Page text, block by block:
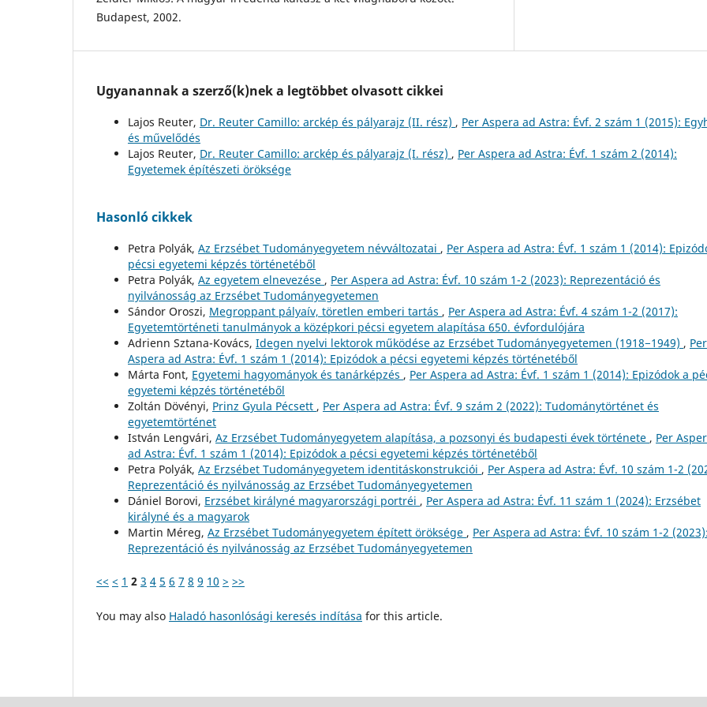
Budapest, 2002.
Ugyanannak a szerző(k)nek a legtöbbet olvasott cikkei
Lajos Reuter, Dr. Reuter Camillo: arckép és pályarajz (II. rész) , Per Aspera ad Astra: Évf. 2 szám 1 (2015):
és művelődés
Lajos Reuter, Dr. Reuter Camillo: arckép és pályarajz (I. rész) , Per Aspera ad Astra: Évf. 1 szám 2 (2014):
Egyetemek építészeti öröksége
Hasonló cikkek
Petra Polyák, Az Erzsébet Tudományegyetem névváltozatai , Per Aspera ad Astra: Évf. 1 szám 1 (2014):
pécsi egyetemi képzés történetéből
Petra Polyák, Az egyetem elnevezése , Per Aspera ad Astra: Évf. 10 szám 1-2 (2023): Reprezentáció és
nyilvánosság az Erzsébet Tudományegyetemen
Sándor Oroszi, Megroppant pályaív, töretlen emberi tartás , Per Aspera ad Astra: Évf. 4 szám 1-2 (2017):
Egyetemtörténeti tanulmányok a középkori pécsi egyetem alapítása 650. évfordulójára
Adrienn Sztana-Kovács, Idegen nyelvi lektorok működése az Erzsébet Tudományegyetemen (1918−1949) , Per
Aspera ad Astra: Évf. 1 szám 1 (2014): Epizódok a pécsi egyetemi képzés történetéből
Márta Font, Egyetemi hagyományok és tanárképzés , Per Aspera ad Astra: Évf. 1 szám 1 (2014): Epizódok a
egyetemi képzés történetéből
Zoltán Dövényi, Prinz Gyula Pécsett , Per Aspera ad Astra: Évf. 9 szám 2 (2022): Tudománytörténet és
egyetemtörténet
István Lengvári, Az Erzsébet Tudományegyetem alapítása, a pozsonyi és budapesti évek története , Per
ad Astra: Évf. 1 szám 1 (2014): Epizódok a pécsi egyetemi képzés történetéből
Petra Polyák, Az Erzsébet Tudományegyetem identitáskonstrukciói , Per Aspera ad Astra: Évf. 10 szám 1-2
Reprezentáció és nyilvánosság az Erzsébet Tudományegyetemen
Dániel Borovi, Erzsébet királyné magyarországi portréi , Per Aspera ad Astra: Évf. 11 szám 1 (2024): Erzsébet
királyné és a magyarok
Martin Méreg, Az Erzsébet Tudományegyetem épített öröksége , Per Aspera ad Astra: Évf. 10 szám 1-2 (2023):
Reprezentáció és nyilvánosság az Erzsébet Tudományegyetemen
<< < 1 2 3 4 5 6 7 8 9 10 > >>
You may also Haladó hasonlósági keresés indítása for this article.